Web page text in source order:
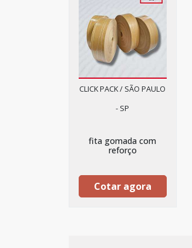
CLICK PACK / SÃO PAULO
- SP
fita gomada com
reforço
Cotar agora